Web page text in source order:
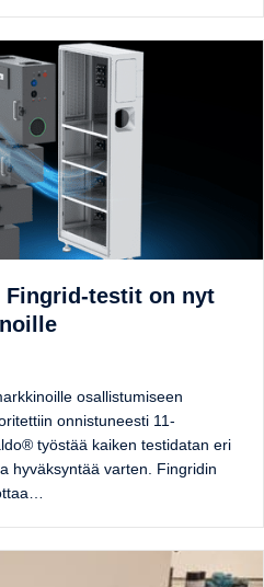
Fingrid-testit on nyt
osallistumiseen
onnistuneesti 11-
työstää kaiken testidatan eri
hyväksyntää varten. Fingridin